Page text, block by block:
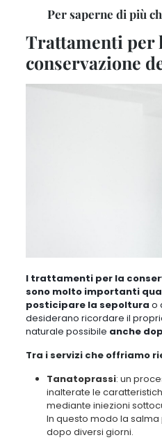
Per saperne di più
Trattamenti per
conservazione
I trattamenti per la
sono molto importanti
posticipare la sepoltura o
desiderano ricordare il
naturale possibile anche
Tra i servizi che offriamo
Tanatoprassi: un
inalterate le
mediante iniezioni
In questo modo la
dopo diversi giorni.